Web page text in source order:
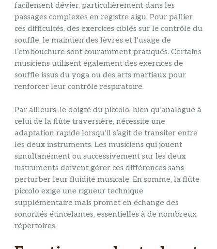
facilement dévier, particulièrement dans les
passages complexes en registre aigu. Pour pallier
ces difficultés, des exercices ciblés sur le contrôle du
souffle, le maintien des lèvres et l’usage de
l’embouchure sont couramment pratiqués. Certains
musiciens utilisent également des exercices de
souffle issus du yoga ou des arts martiaux pour
renforcer leur contrôle respiratoire.
Par ailleurs, le doigté du piccolo, bien qu’analogue à
celui de la flûte traversière, nécessite une
adaptation rapide lorsqu’il s’agit de transiter entre
les deux instruments. Les musiciens qui jouent
simultanément ou successivement sur les deux
instruments doivent gérer ces différences sans
perturber leur fluidité musicale. En somme, la flûte
piccolo exige une rigueur technique
supplémentaire mais promet en échange des
sonorités étincelantes, essentielles à de nombreux
répertoires.